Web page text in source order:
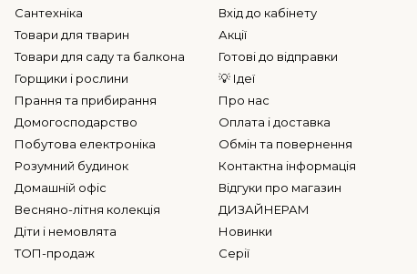
Сантехніка
Товари для тварин
Товари для саду та балкона
Горщики і рослини
Прання та прибирання
Домогосподарство
Побутова електроніка
Розумний будинок
Домашній офіс
Весняно-літня колекція
Діти і немовлята
ТОП-продаж
Вхід до кабінету
Акції
Готові до відправки
💡 Ідеї
Про нас
Оплата і доставка
Обмін та повернення
Контактна інформація
Відгуки про магазин
ДИЗАЙНЕРАМ
Новинки
Серії